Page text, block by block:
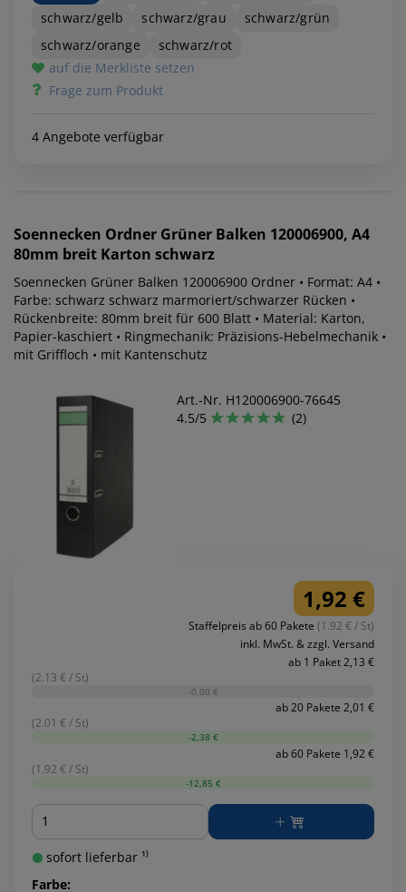
schwarz/gelb
schwarz/grau
schwarz/grün
schwarz/orange
schwarz/rot
auf die Merkliste setzen
Frage zum Produkt
4 Angebote verfügbar
Soennecken Ordner Grüner Balken 120006900, A4
80mm breit Karton schwarz
Soennecken Grüner Balken 120006900 Ordner • Format: A4 •
Farbe: schwarz schwarz marmoriert/schwarzer Rücken •
Rückenbreite: 80mm breit für 600 Blatt • Material: Karton,
Papier-kaschiert • Ringmechanik: Präzisions-Hebelmechanik •
mit Griffloch • mit Kantenschutz
Art.-Nr. H120006900-76645
4.5/5
(2)
1,92 €
Staffelpreis ab 60 Pakete (1.92 € / St)
inkl. MwSt. & zzgl. Versand
ab 1 Paket 2,13 €
(2.13 € / St)
-0,00 €
ab 20 Pakete 2,01 €
(2.01 € / St)
-2,38 €
ab 60 Pakete 1,92 €
(1.92 € / St)
-12,85 €
Menge
sofort lieferbar ¹⁾
Farbe: